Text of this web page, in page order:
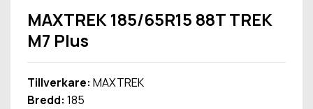
MAXTREK 185/65R15 88T TREK
M7 Plus
Tillverkare: MAXTREK
Bredd: 185